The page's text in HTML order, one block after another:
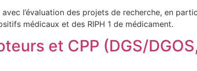
l’évaluation des projets de recherche, en
médicaux et des RIPH 1 de médicament.
et CPP (DGS/